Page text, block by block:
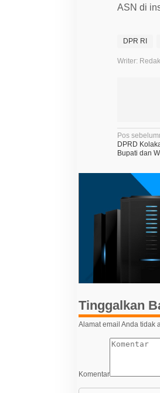
ASN di
DPR RI
Writer:
N
a
v
g
a
Pos
DPRD
Bupati dan
Tinggalkan
Alamat email Anda tidak
Komentar